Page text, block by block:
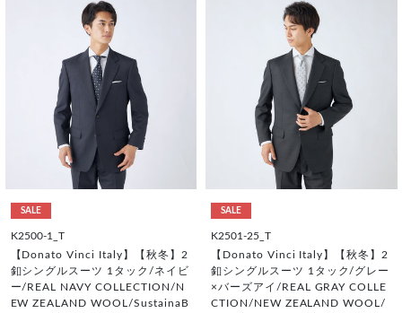
SALE
K2500-1_T
【Donato Vinci Italy】【秋冬】2
釦シングルスーツ 1タック/ネイビ
ー/REAL NAVY COLLECTION/N
EW ZEALAND WOOL/SustainaB
SALE
K2501-25_T
【Donato Vinci Italy】【秋冬】2
釦シングルスーツ 1タック/グレー
×バーズアイ/REAL GRAY COLLE
CTION/NEW ZEALAND WOOL/